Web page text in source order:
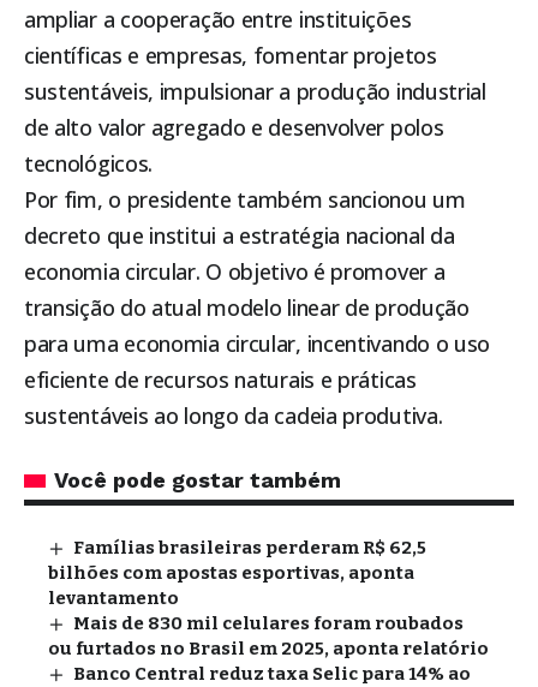
ampliar a cooperação entre instituições
científicas e empresas, fomentar projetos
sustentáveis, impulsionar a produção industrial
de alto valor agregado e desenvolver polos
tecnológicos.
Por fim, o presidente também sancionou um
decreto que institui a estratégia nacional da
economia circular. O objetivo é promover a
transição do atual modelo linear de produção
para uma economia circular, incentivando o uso
eficiente de recursos naturais e práticas
sustentáveis ao longo da cadeia produtiva.
Você pode gostar também
Famílias brasileiras perderam R$ 62,5
bilhões com apostas esportivas, aponta
levantamento
Mais de 830 mil celulares foram roubados
ou furtados no Brasil em 2025, aponta relatório
Banco Central reduz taxa Selic para 14% ao